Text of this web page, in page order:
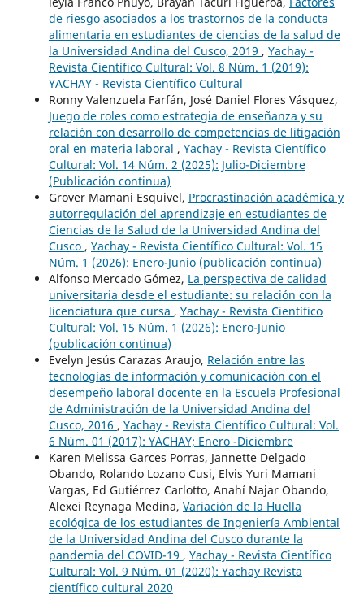
de riesgo asociados a los trastornos de la conducta
alimentaria en estudiantes de ciencias de la salud de
la Universidad Andina del Cusco, 2019 , Yachay -
Revista Científico Cultural: Vol. 8 Núm. 1 (2019):
YACHAY - Revista Científico Cultural
Ronny Valenzuela Farfán, José Daniel Flores Vásquez,
Juego de roles como estrategia de enseñanza y su
relación con desarrollo de competencias de litigación
oral en materia laboral , Yachay - Revista Científico
Cultural: Vol. 14 Núm. 2 (2025): Julio-Diciembre
(Publicación continua)
Grover Mamani Esquivel, Procrastinación académica y
autorregulación del aprendizaje en estudiantes de
Ciencias de la Salud de la Universidad Andina del
Cusco , Yachay - Revista Científico Cultural: Vol. 15
Núm. 1 (2026): Enero-Junio (publicación continua)
Alfonso Mercado Gómez, La perspectiva de calidad
universitaria desde el estudiante: su relación con la
licenciatura que cursa , Yachay - Revista Científico
Cultural: Vol. 15 Núm. 1 (2026): Enero-Junio
(publicación continua)
Evelyn Jesús Carazas Araujo, Relación entre las
tecnologías de información y comunicación con el
desempeño laboral docente en la Escuela Profesional
de Administración de la Universidad Andina del
Cusco, 2016 , Yachay - Revista Científico Cultural: Vol.
6 Núm. 01 (2017): YACHAY; Enero -Diciembre
Karen Melissa Garces Porras, Jannette Delgado
Obando, Rolando Lozano Cusi, Elvis Yuri Mamani
Vargas, Ed Gutiérrez Carlotto, Anahí Najar Obando,
Alexei Reynaga Medina, Variación de la Huella
ecológica de los estudiantes de Ingeniería Ambiental
de la Universidad Andina del Cusco durante la
pandemia del COVID-19 , Yachay - Revista Científico
Cultural: Vol. 9 Núm. 01 (2020): Yachay Revista
científico cultural 2020